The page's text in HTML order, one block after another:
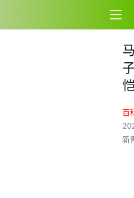
百
新